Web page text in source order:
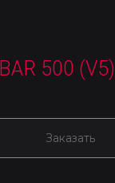
500 (V5)
Заказать